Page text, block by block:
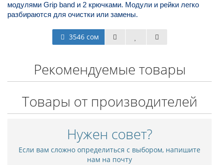
модулями Grip band и 2 крючками. Модули и рейки легко
разбираются для очистки или замены.
3546 сом
Рекомендуемые товары
Товары от производителей
Нужен совет?
Если вам сложно определиться с выбором, напишите
нам на почту